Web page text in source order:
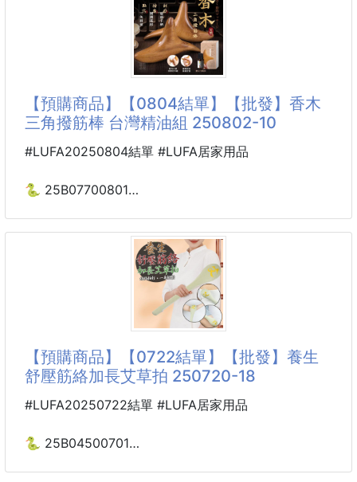
👀在家也能輕鬆做臉部保養✨
每天滑手機、熬夜追劇，臉部緊繃又疲憊？
讓你在家就能簡單做臉部放鬆
一點一點找回輕盈舒適感💆♀️💛
細緻打磨，觸感滑順不刮肌
日常保養也能多一份療癒儀式感
💆三款造型，對應不同部位
針對臉部輪廓、穴位與細節設計
不論是臉頰、下巴、額頭、頸部或身體部位
【預購商品】【0804結單】【批發】香木
三角撥筋棒 台灣精油組 250802-10
#LUFA20250804結單 #LUFA居家用品
🐍 25B07700801
舒壓養生，通經活絡！
好物分享，姐妹人手一組
買就送台灣五行精油5ML*1瓶
讓你在家也能做全身紓壓按摩
🎯 養生達人推薦，手腳冰冷、經絡不通必備！ 🎯
💆‍♀ 每天5分鐘，輕鬆疏通經絡，改善疲勞！ 💆‍♂
📌 原價 光精油一瓶就要490元
【預購商品】【0722結單】【批發】養生
舒壓筋絡加長艾草拍 250720-18
#LUFA20250722結單 #LUFA居家用品
🐍 25B04500701